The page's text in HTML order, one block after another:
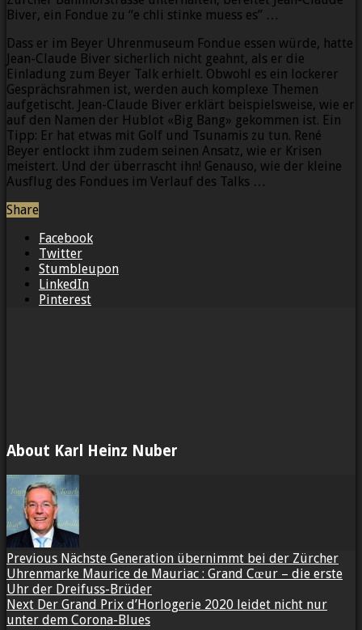
Biver, ein Fondue zu “e chli stinke muess es” …
Dass er im Beyer Uhrenmuseum Fondue essen würde, hatte
Jean-Claude Biver sicherlich nicht geahnt, als er die
Einladung zum Beyer Talk erhielt. Obwohl es ein lockerer
Gesprächsrahmen ist, werden auch komplexe Themen
aufgetischt. Jean-Claude Biver erklärt beispielsweise, wie er
auf den Namen der Hublot «Big Bang» gekommen ist. Ein
Tipp: Er hat etwas mit Golf und Tsunamis zu tun. René
Beyer entlockt ihm zudem seinen Ansatz, wie er Krisen
meistert. Und der überrascht ihn! Genauso, wie der kleine
Ausflug des Fondues im Verlauf des Talks …
Share
Facebook
Twitter
Stumbleupon
LinkedIn
Pinterest
About Karl Heinz Nuber
Previous Nächste Generation übernimmt bei der Zürcher
Uhrenmarke Maurice de Mauriac : Grand Cœur – die erste
Uhr der Dreifuss-Brüder
Next Der Grand Prix d’Horlogerie 2020 leidet nicht nur
unter dem Corona-Blues